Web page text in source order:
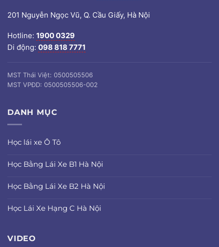
201 Nguyễn Ngọc Vũ, Q. Cầu Giấy, Hà Nội
Hotline: 1900 0329
Di động: 098 818 7771
MST Thái Việt: 0500505506
MST VPĐD: 0500505506-002
DANH MỤC
Học lái xe Ô Tô
Học Bằng Lái Xe B1 Hà Nội
Học Bằng Lái Xe B2 Hà Nội
Học Lái Xe Hạng C Hà Nội
VIDEO